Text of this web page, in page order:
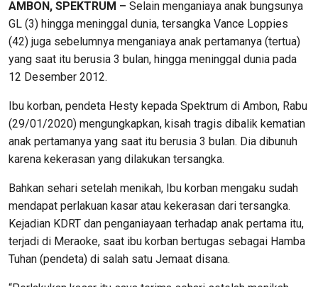
AMBON, SPEKTRUM – Selain menganiaya anak bungsunya
GL (3) hingga meninggal dunia, tersangka Vance Loppies
(42) juga sebelumnya menganiaya anak pertamanya (tertua)
yang saat itu berusia 3 bulan, hingga meninggal dunia pada
12 Desember 2012.
Ibu korban, pendeta Hesty kepada Spektrum di Ambon, Rabu
(29/01/2020) mengungkapkan, kisah tragis dibalik kematian
anak pertamanya yang saat itu berusia 3 bulan. Dia dibunuh
karena kekerasan yang dilakukan tersangka.
Bahkan sehari setelah menikah, Ibu korban mengaku sudah
mendapat perlakuan kasar atau kekerasan dari tersangka.
Kejadian KDRT dan penganiayaan terhadap anak pertama itu,
terjadi di Meraoke, saat ibu korban bertugas sebagai Hamba
Tuhan (pendeta) di salah satu Jemaat disana.